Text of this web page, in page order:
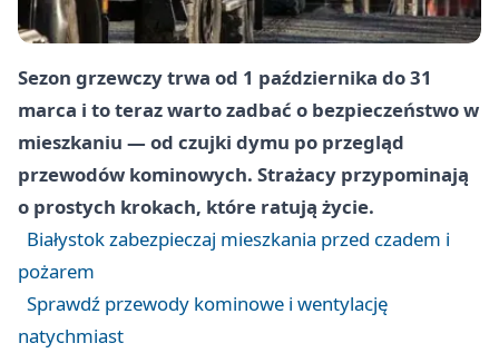
Sezon grzewczy trwa od 1 października do 31
marca i to teraz warto zadbać o bezpieczeństwo w
mieszkaniu — od czujki dymu po przegląd
przewodów kominowych. Strażacy przypominają
o prostych krokach, które ratują życie.
Białystok zabezpieczaj mieszkania przed czadem i
pożarem
Sprawdź przewody kominowe i wentylację
natychmiast